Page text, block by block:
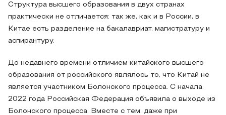
Структура высшего образования в двух странах
практически не отличается: так же, как и в России, в
Китае есть разделение на бакалавриат, магистратуру и
аспирантуру.
До недавнего времени отличием китайского высшего
образования от российского являлось то, что Китай не
является участником Болонского процесса. С начала
2022 года Российская Федерация объявила о выходе из
Болонского процесса. Вместе с тем, даже при